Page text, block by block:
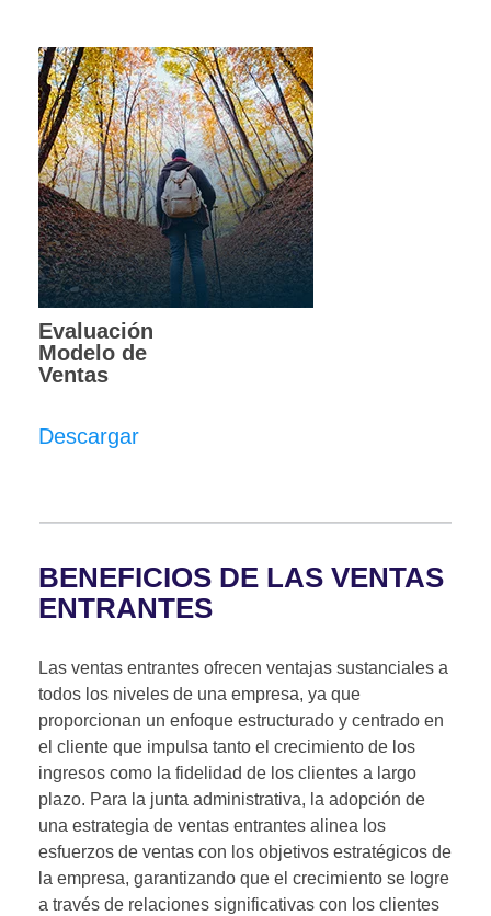
Evaluación
Modelo de
Ventas
Descargar
BENEFICIOS DE LAS VENTAS
ENTRANTES
Las ventas entrantes ofrecen ventajas sustanciales a
todos los niveles de una empresa, ya que
proporcionan un enfoque estructurado y centrado en
el cliente que impulsa tanto el crecimiento de los
ingresos como la fidelidad de los clientes a largo
plazo. Para la junta administrativa, la adopción de
una estrategia de ventas entrantes alinea los
esfuerzos de ventas con los objetivos estratégicos de
la empresa, garantizando que el crecimiento se logre
a través de relaciones significativas con los clientes